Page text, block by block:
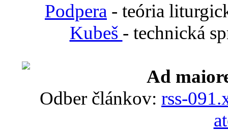
Podpera - teória
Kubeš - technická
Ad
Odber článkov: rss-